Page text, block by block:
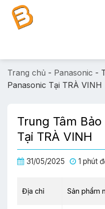
Chuyển
đến
Trang chủ - Panasonic -
Panasonic Tại TRÀ VINH
Trung Tâm
Tại TRÀ VINH
31/05/2025 1 phút
Địa chỉ Sản phẩm